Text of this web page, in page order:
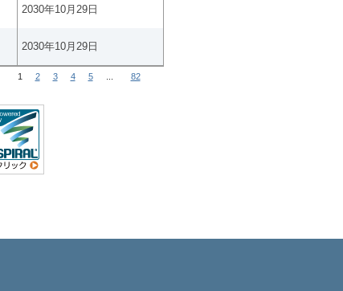
2030年10月29日
2030年10月29日
1 2 3 4 5 82